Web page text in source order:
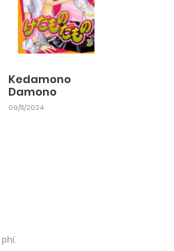
Kedamono
Damono
09/11/2024